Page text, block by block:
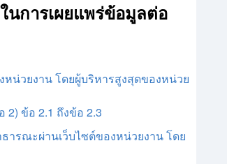
นการเผยแพร่ข้อมูลต่อ
น่วยงาน โดยผู้บริหารสูงสุดของหน่วย
2) ข้อ 2.1 ถึงข้อ 2.3
ารณะผ่านเว็บไซต์ของหน่วยงาน โดย